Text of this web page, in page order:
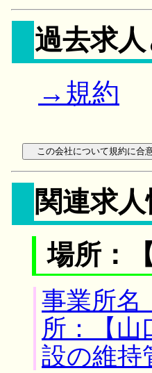
過去求
→規約
関連求
場所：
事業所名
所：【山
設の維持